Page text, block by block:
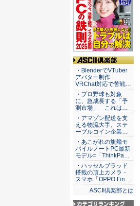
ASCII倶楽部
・BlenderでVTuber
アバター制作
VRChat対応で苦戦…
・プロ野球も対象
に、急成長する「予
測市場」 これは…
・アマゾン配送を支
える物流大手、ステ
ーブルコイン企業…
・あこがれの旗艦モ
バイルノートPC最新
モデル=「ThinkPa…
・ハッセルブラッド
搭載の頂上カメラ・
スマホ「OPPO Fin…
ASCII倶楽部とは